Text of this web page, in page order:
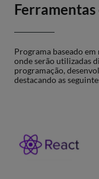
Develop &
Deploy
Programa baseado
onde serão utilizadas
programação,
destacando as